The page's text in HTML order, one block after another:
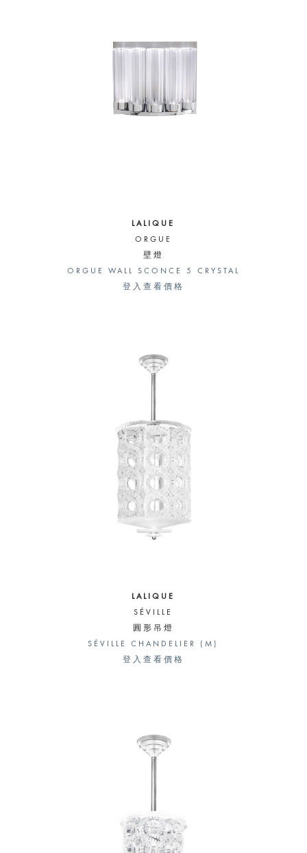
LALIQUE
ORGUE
壁燈
ORGUE WALL SCONCE 5 CRYSTAL
登入查看價格
LALIQUE
SÉVILLE
圓形吊燈
SÉVILLE CHANDELIER (M)
登入查看價格